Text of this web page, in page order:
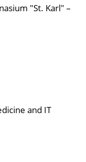
"St. Karl" –
and IT